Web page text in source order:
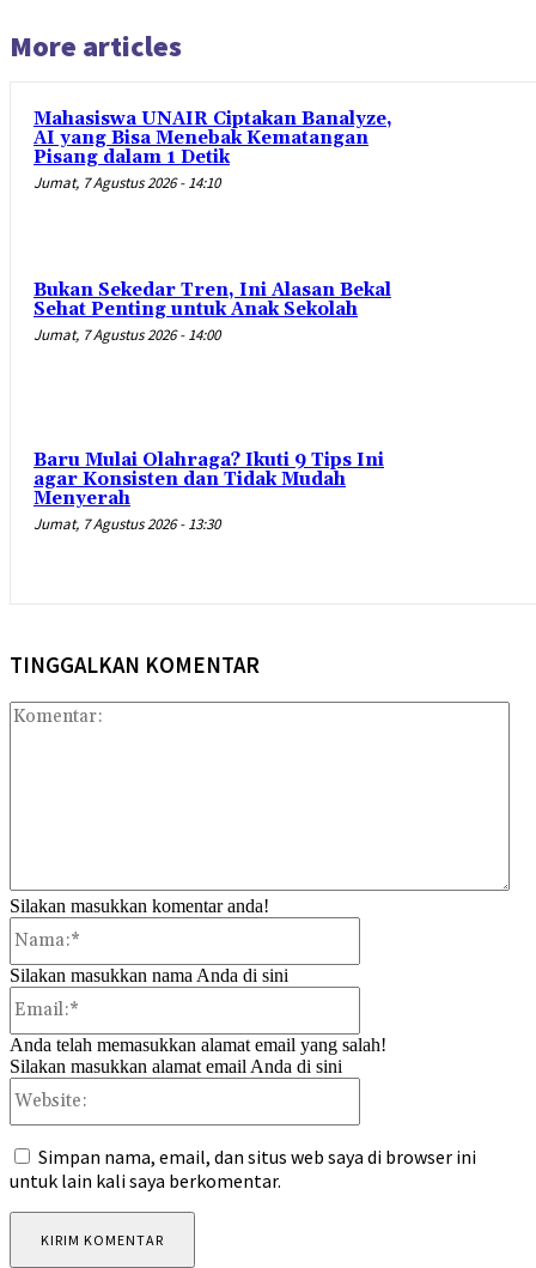
More articles
Mahasiswa UNAIR Ciptakan Banalyze,
AI yang Bisa Menebak Kematangan
Pisang dalam 1 Detik
Jumat, 7 Agustus 2026 - 14:10
Bukan Sekedar Tren, Ini Alasan Bekal
Sehat Penting untuk Anak Sekolah
Jumat, 7 Agustus 2026 - 14:00
Baru Mulai Olahraga? Ikuti 9 Tips Ini
agar Konsisten dan Tidak Mudah
Menyerah
Jumat, 7 Agustus 2026 - 13:30
TINGGALKAN KOMENTAR
Silakan masukkan komentar anda!
Silakan masukkan nama Anda di sini
Anda telah memasukkan alamat email yang salah!
Silakan masukkan alamat email Anda di sini
Simpan nama, email, dan situs web saya di browser ini
untuk lain kali saya berkomentar.